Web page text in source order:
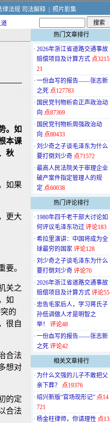
律法规 司法解释|
照片影集
。如
本课
秋
如果
更大
要。
关之
如
的
很自
合法
想对
的定
合法
热门文章排行
· 2026年浙江省道路交通事故
赔偿项目及计算方式 点3215
21
· 一份血写的报告——张志新
之死 点127783
· 国民党刊物析俞正声政治动
向 点87369
· 国民党刊物析周强政治动
向 点80433
· 刘少奇之子谈毛泽东为什么
要打倒刘少奇 点71572
· 最高人民法院关于审理企业
破产案件指定管理人的规
定 点60038
热门评论排行
· 1980年四千老干部大讨论如
何评议毛泽东功过 评论183
· 希拉里演讲：中国将成为全
球最穷的国家 评论128
· 刘少奇之子谈毛泽东为什么
要打倒刘少奇 评论70
· 2026年浙江省道路交通事故
赔偿项目及计算方式 评论55
· 忠告毛家后人，学习蒋氏子
孙低调做人才是明智之
举！
评论48
· 一份血写的报告——张志新
之死 评论42
相关文章排行
· 为什么文强的儿子不敢把父
亲下葬？
点19376
· 绍兴新版“官场现形记” 点14
721
· 杨金柱律师，你请理性 点13